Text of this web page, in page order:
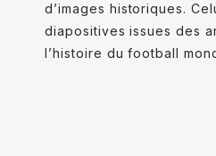
d’images historiques.
diapositives issues des
l’histoire du football